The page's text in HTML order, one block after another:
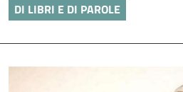
DI LIBRI E DI PAROLE